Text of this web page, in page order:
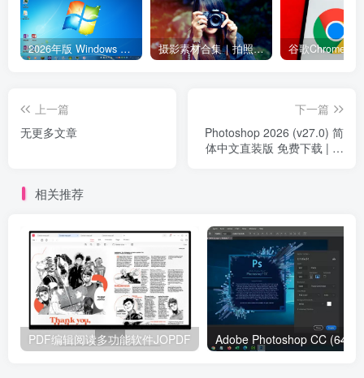
2026年版 Windows 7 已发布 附2026版win7 iso系统镜像下载地址【强烈推荐】 摄影素材合集｜拍照姿势教程＋9000+人像风光原片＋RAW修图素材
上一篇
无更多文章
下一篇
Photoshop 2026 (v27.0) 简
体中文直装版 免费下载 | 开
相关推荐
PDF编辑阅读多功能软件JOPDF